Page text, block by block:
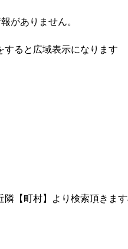
がありません。
ると広域表示になります
【町村】より検索頂きま